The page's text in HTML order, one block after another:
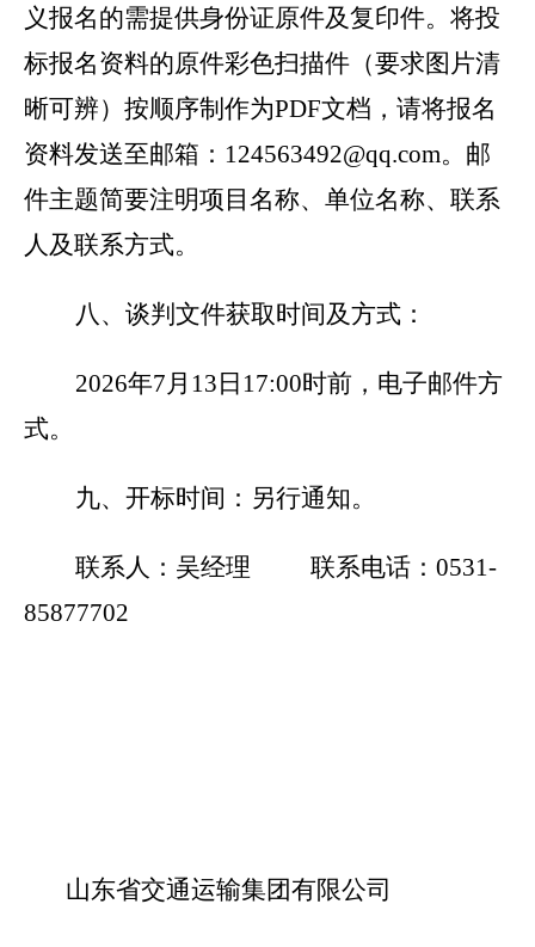
义报名的需提供身份证原件及复印件。将投
标报名资料的原件彩色扫描件（要求图片清
晰可辨）按顺序制作为PDF文档，请将报名
资料发送至邮箱：124563492@qq.com。邮
件主题简要注明项目名称、单位名称、联系
人及联系方式。
八、谈判文件获取时间及方式：
2026年7月13日17:00时前，电子邮件方
式。
九、开标时间： 另行通知。
联系人：吴经理 联系电话：0531-
85877702
山东省交通运输集团有限公司